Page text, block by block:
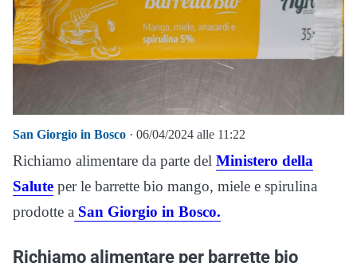
San Giorgio in Bosco · 06/04/2024 alle 11:22
Richiamo alimentare da parte del Ministero della
Salute per le barrette bio mango, miele e spirulina
prodotte a San Giorgio in Bosco.
Richiamo alimentare per barrette bio